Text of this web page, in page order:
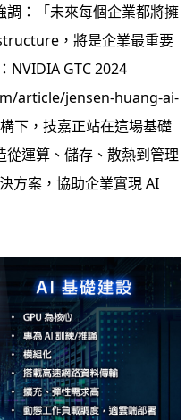
調：「未來每個企業都將擁
，將是企業最重要
NVIDIA GTC 2024
article/jensen-huang-ai-
下，技嘉正站在這場基礎
運算、儲存、散熱到管理
方案，協助企業實現 AI